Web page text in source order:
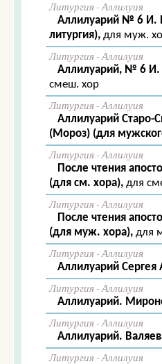
Литургия - Аллилуия
Аллилуарий № 6 И.
литургия), для муж.
Литургия - Аллилуия
Аллилуарий, № 6 И.
смеш. хор
Литургия - Аллилуия
Аллилуарий Старо-
(Мороз) (для
Литургия - Аллилуия
После чтения
(для см. хора), для
Литургия - Аллилуия
После чтения
(для муж. хора), для
Литургия - Аллилуия
Аллилуарий Сергея
Литургия - Аллилуия
Аллилуарий.
Литургия - Аллилуия
Аллилуарий.
Литургия - Аллилуия